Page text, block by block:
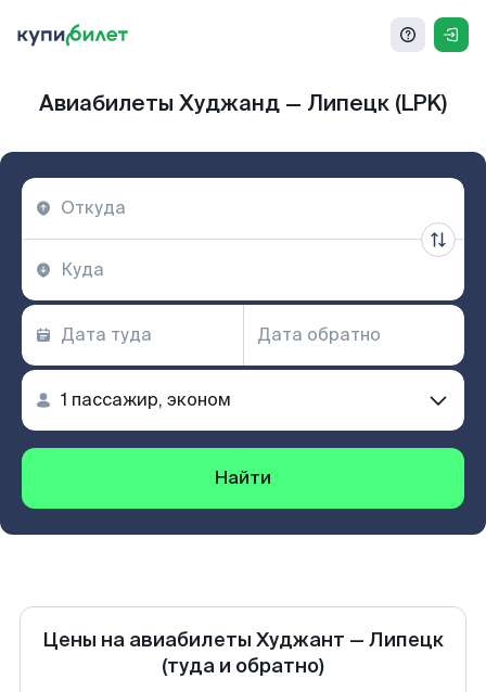
Авиабилеты Худжанд — Липецк (LPK)
Найти
Цены на авиабилеты Худжант — Липецк
(туда и обратно)